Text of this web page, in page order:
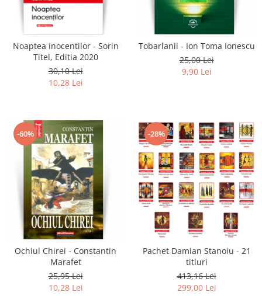
Literatura
Contemporana
Moderna
Calatorii
Memorii
Publicistica / Reportaje / Interviuri
Stiinte umaniste
Istorie
Sociologie si filozofie
Noaptea inocentilor - Sorin
Titel, Editia 2020
30,10 Lei
10,28 Lei
Tobarlanii - Ion Toma Ionescu
25,00 Lei
9,90 Lei
-60%
Ochiul Chirei - Constantin
Marafet
25,95 Lei
10,28 Lei
-28%
Pachet Damian Stanoiu - 21
titluri
413,16 Lei
299,00 Lei